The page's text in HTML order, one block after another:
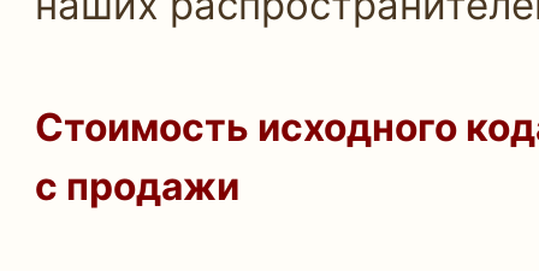
Стоимость исходного
с продажи